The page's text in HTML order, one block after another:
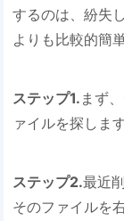
するのは、紛失
よりも比較的簡
ステップ1. まず
ァイルを探します
ステップ2.最近
そのファイルを